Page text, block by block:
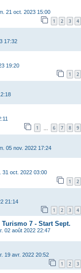
21 oct. 2023 15:00
1 2 3 4
17:32
19:20
1 2
1 6 7 8 9
05 nov. 2022 17:24
31 oct. 2022 03:00
1 2
21:14
1 2 3 4
7 - Start Sept.
02 août 2022 22:47
19 avr. 2022 20:52
1 2 3